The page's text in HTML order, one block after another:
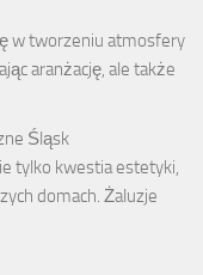
w tworzeniu atmosfery
aranżację, ale także
Śląsk
tylko kwestia estetyki,
domach. Żaluzje